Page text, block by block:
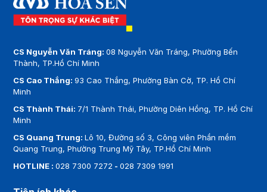
CS Nguyễn Văn Tráng:08 Nguyễn Văn Tráng, Phường Bến
Thành, TP.Hồ Chí Minh
CS Cao Thắng:93 Cao Thắng, Phường Bàn Cờ, TP. Hồ Chí
Minh
CS Thành Thái: 7/1 Thành Thái, Phường Diên Hồng, TP. Hồ Chí
Minh
CS Quang Trung:Lô 10, Đường số 3, Công viên Phần mềm
Quang Trung, Phường Trung Mỹ Tây, TP.Hồ Chí Minh
HOTLINE :028 7300 7272 -028 7309 1991